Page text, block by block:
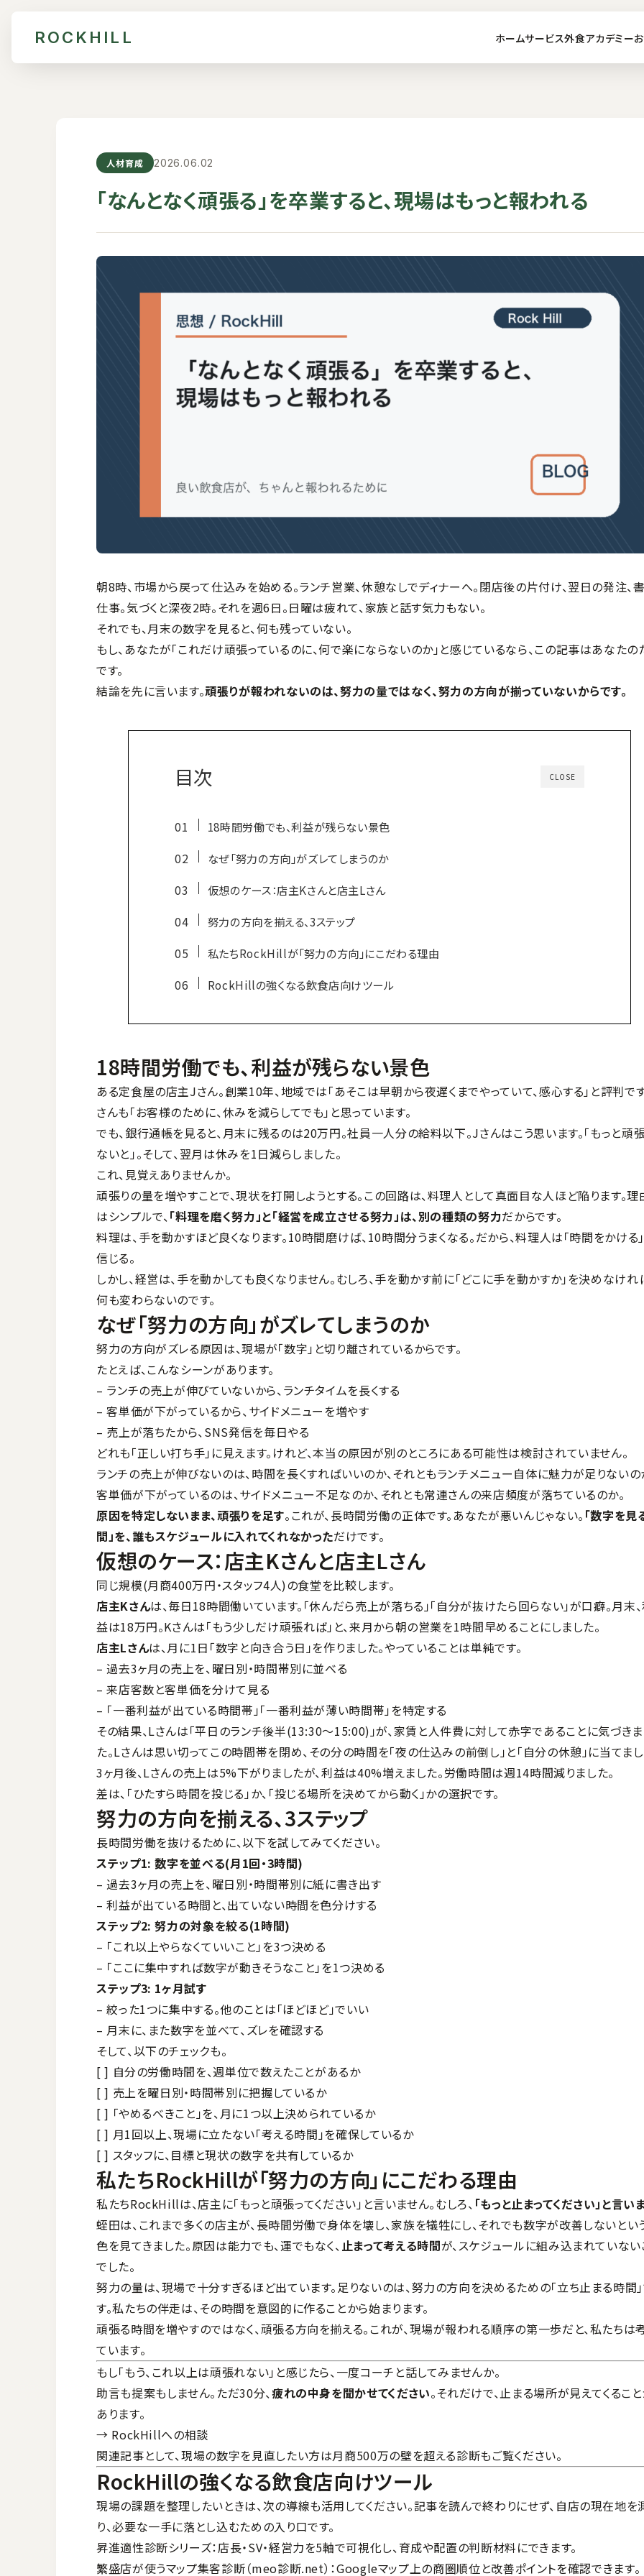
ROCKHILL ホームサービス外食アカデミー
人材育成 2026.06.02
「なんとなく頑張る」を卒業すると、現場はもっと報われる
朝8時、市場から戻って仕込みを始める。ランチ営業、休憩なしでディナーへ。閉店後の片付け、翌日の発注、
仕事。気づくと深夜2時。それを週6日。日曜は疲れて、家族と話す気力もない。
それでも、月末の数字を見ると、何も残っていない。
もし、あなたが「これだけ頑張っているのに、何で楽にならないのか」と感じているなら、この記事はあなたの
です。
結論を先に言います。頑張りが報われないのは、努力の量ではなく、努力の方向が揃っていないからです。
CLOSE
目次
18時間労働でも、利益が残らない景色
なぜ「努力の方向」がズレてしまうのか
仮想のケース：店主Kさんと店主Lさん
努力の方向を揃える、3ステップ
私たちRockHillが「努力の方向」にこだわる理由
RockHillの強くなる飲食店向けツール
18時間労働でも、利益が残らない景色
ある定食屋の店主Jさん。創業10年、地域では「あそこは早朝から夜遅くまでやっていて、感心する」と評判で
さんも「お客様のために、休みを減らしてでも」と思っています。
でも、銀行通帳を見ると、月末に残るのは20万円。社員一人分の給料以下。Jさんはこう思います。「もっと頑
ないと」。そして、翌月は休みを1日減らしました。
これ、見覚えありませんか。
頑張りの量を増やすことで、現状を打開しようとする。この回路は、料理人として真面目な人ほど陥ります。理
はシンプルで、「料理を磨く努力」と「経営を成立させる努力」は、別の種類の努力だからです。
料理は、手を動かすほど良くなります。10時間磨けば、10時間分うまくなる。だから、料理人は「時間をかける
信じる。
しかし、経営は、手を動かしても良くなりません。むしろ、手を動かす前に「どこに手を動かすか」を決めなけれ
何も変わらないのです。
なぜ「努力の方向」がズレてしまうのか
努力の方向がズレる原因は、現場が「数字」と切り離されているからです。
たとえば、こんなシーンがあります。
– ランチの売上が伸びていないから、ランチタイムを長くする
– 客単価が下がっているから、サイドメニューを増やす
– 売上が落ちたから、SNS発信を毎日やる
どれも「正しい打ち手」に見えます。けれど、本当の原因が別のところにある可能性は検討されていません。
ランチの売上が伸びないのは、時間を長くすればいいのか、それともランチメニュー自体に魅力が足りないの
客単価が下がっているのは、サイドメニュー不足なのか、それとも常連さんの来店頻度が落ちているのか。
原因を特定しないまま、頑張りを足す。これが、長時間労働の正体です。あなたが悪いんじゃない。 「数字を見
間」を、誰もスケジュールに入れてくれなかっただけです。
仮想のケース：店主Kさんと店主Lさん
同じ規模(月商400万円・スタッフ4人)の食堂を比較します。
店主Kさんは、毎日18時間働いています。「休んだら売上が落ちる」「自分が抜けたら回らない」が口癖。月末
益は18万円。Kさんは「もう少しだけ頑張れば」と、来月から朝の営業を1時間早めることにしました。
店主Lさんは、月に1日「数字と向き合う日」を作りました。やっていることは単純です。
– 過去3ヶ月の売上を、曜日別・時間帯別に並べる
– 来店客数と客単価を分けて見る
– 「一番利益が出ている時間帯」「一番利益が薄い時間帯」を特定する
その結果、Lさんは「平日のランチ後半(13:30〜15:00)」が、家賃と人件費に対して赤字であることに気づき
た。Lさんは思い切ってこの時間帯を閉め、その分の時間を「夜の仕込みの前倒し」と「自分の休憩」に当てまし
3ヶ月後、Lさんの売上は5%下がりましたが、利益は40%増えました。労働時間は週14時間減りました。
差は、「ひたすら時間を投じる」か、「投じる場所を決めてから動く」かの選択です。
努力の方向を揃える、3ステップ
長時間労働を抜けるために、以下を試してみてください。
ステップ1: 数字を並べる(月1回・3時間)
– 過去3ヶ月の売上を、曜日別・時間帯別に紙に書き出す
– 利益が出ている時間と、出ていない時間を色分けする
ステップ2: 努力の対象を絞る(1時間)
– 「これ以上やらなくていいこと」を3つ決める
– 「ここに集中すれば数字が動きそうなこと」を1つ決める
ステップ3: 1ヶ月試す
– 絞った1つに集中する。他のことは「ほどほど」でいい
– 月末に、また数字を並べて、ズレを確認する
そして、以下のチェックも。
[ ] 自分の労働時間を、週単位で数えたことがあるか
[ ] 売上を曜日別・時間帯別に把握しているか
[ ] 「やめるべきこと」を、月に1つ以上決められているか
[ ] 月1回以上、現場に立たない「考える時間」を確保しているか
[ ] スタッフに、目標と現状の数字を共有しているか
私たちRockHillが「努力の方向」にこだわる理由
私たちRockHillは、店主に「もっと頑張ってください」と言いません。むしろ、 「もっと止まってください」と言い
蛭田は、これまで多くの店主が、長時間労働で身体を壊し、家族を犠牲にし、それでも数字が改善しないとい
色を見てきました。原因は能力でも、運でもなく、止まって考える時間が、スケジュールに組み込まれていない
でした。
努力の量は、現場で十分すぎるほど出ています。足りないのは、努力の方向を決めるための「立ち止まる時間
す。私たちの伴走は、その時間を意図的に作ることから始まります。
頑張る時間を増やすのではなく、頑張る方向を揃える。これが、現場が報われる順序の第一歩だと、私たちは
ています。
もし「もう、これ以上は頑張れない」と感じたら、一度コーチと話してみませんか。
助言も提案もしません。ただ30分、疲れの中身を聞かせてください。それだけで、止まる場所が見えてくるこ
あります。
→ RockHillへの相談
関連記事として、現場の数字を見直したい方は月商500万の壁を超える診断もご覧ください。
RockHillの強くなる飲食店向けツール
現場の課題を整理したいときは、次の導線も活用してください。記事を読んで終わりにせず、自店の現在地を
り、必要な一手に落とし込むための入り口です。
昇進適性診断シリーズ：店長・SV・経営力を5軸で可視化し、育成や配置の判断材料にできます。
繁盛店が使うマップ集客診断（meo診断.net） ：Googleマップ上の商圏順位と改善ポイントを確認できます。